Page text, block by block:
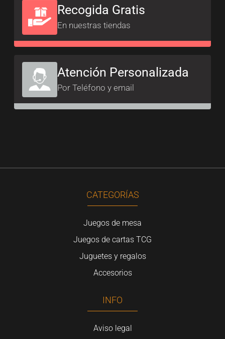
Recogida Gratis
En nuestras tiendas
Atención Personalizada
Por Teléfono y email
CATEGORÍAS
Juegos de mesa
Juegos de cartas TCG
Juguetes y regalos
Accesorios
INFO
Aviso legal